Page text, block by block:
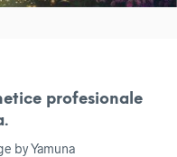
profesionale
by Yamuna